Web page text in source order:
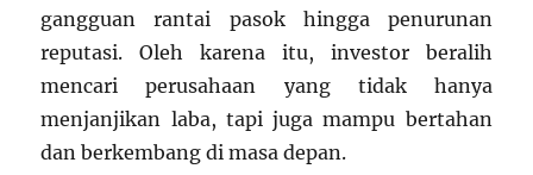
gangguan rantai pasok hingga penurunan
reputasi. Oleh karena itu, investor beralih
mencari perusahaan yang tidak hanya
menjanjikan laba, tapi juga mampu bertahan
dan berkembang di masa depan.